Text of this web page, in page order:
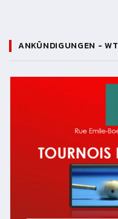
ANKÜNDIGUNGEN - WT